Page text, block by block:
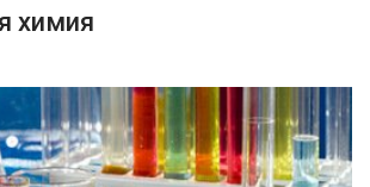
химия